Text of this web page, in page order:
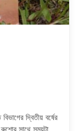
দ্বিতীয় বর্ষের